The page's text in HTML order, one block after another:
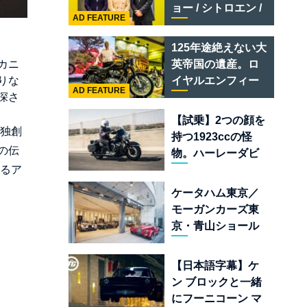
ニ
な
さ
創
伝
ア
レー スーパースポ
ーツ
ョー / シトロエン /
フィアット / アバル
ト足立」はクルマ
のセレクトショッ
プである
AD FEATURE
125年途絶えない大
英帝国の遺産。ロ
イヤルエンフィー
ルド責任者に訊
く、新型
「BULLET 650」
と“時間の質”を愛
する理由
AD FEATURE
【試乗】2つの顔を
持つ1923ccの怪
物。ハーレーダビ
ォーキーエイト
117」の深淵を覗く
ケータハム東京／
モーガンカーズ東
京・青山ショール
「移動手段」では
なく「人生」だ
【日本語字幕】ケ
ン ブロックと一緒
にフーニコーン マ